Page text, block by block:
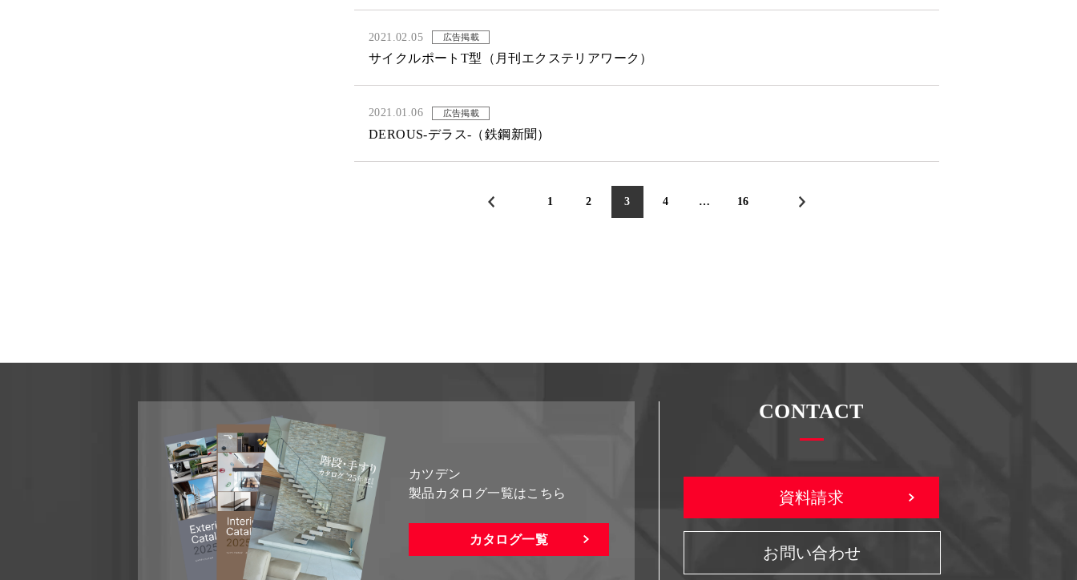
2021.02.05 広告掲載
サイクルポートT型（月刊エクステリアワーク）
2021.01.06 広告掲載
DEROUS-デラス-（鉄鋼新聞）
1 2 3 4 … 16
カツデン
製品カタログ一覧はこちら
カタログ一覧
CONTACT
資料請求
お問い合わせ